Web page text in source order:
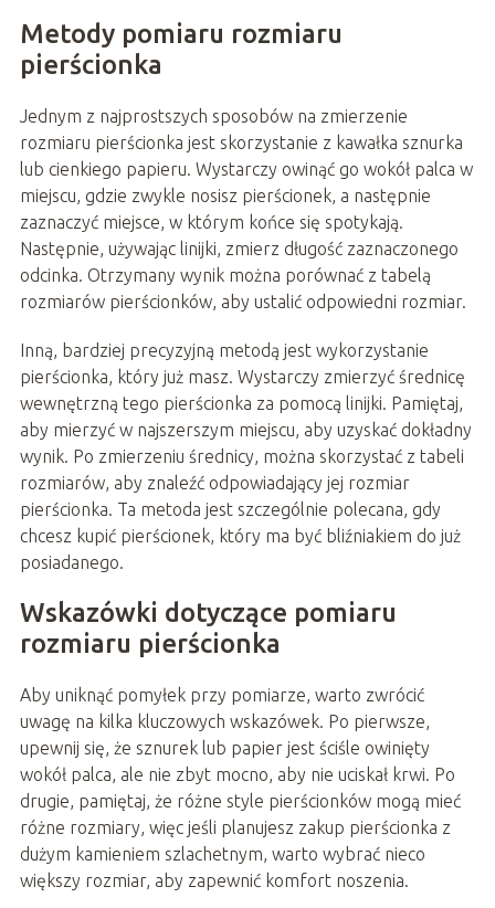
Metody pomiaru rozmiaru
pierścionka
Jednym z najprostszych sposobów na zmierzenie
rozmiaru pierścionka jest skorzystanie z kawałka sznurka
lub cienkiego papieru. Wystarczy owinąć go wokół palca w
miejscu, gdzie zwykle nosisz pierścionek, a następnie
zaznaczyć miejsce, w którym końce się spotykają.
Następnie, używając linijki, zmierz długość zaznaczonego
odcinka. Otrzymany wynik można porównać z tabelą
rozmiarów pierścionków, aby ustalić odpowiedni rozmiar.
Inną, bardziej precyzyjną metodą jest wykorzystanie
pierścionka, który już masz. Wystarczy zmierzyć średnicę
wewnętrzną tego pierścionka za pomocą linijki. Pamiętaj,
aby mierzyć w najszerszym miejscu, aby uzyskać dokładny
wynik. Po zmierzeniu średnicy, można skorzystać z tabeli
rozmiarów, aby znaleźć odpowiadający jej rozmiar
pierścionka. Ta metoda jest szczególnie polecana, gdy
chcesz kupić pierścionek, który ma być bliźniakiem do już
posiadanego.
Wskazówki dotyczące pomiaru
rozmiaru pierścionka
Aby uniknąć pomyłek przy pomiarze, warto zwrócić
uwagę na kilka kluczowych wskazówek. Po pierwsze,
upewnij się, że sznurek lub papier jest ściśle owinięty
wokół palca, ale nie zbyt mocno, aby nie uciskał krwi. Po
drugie, pamiętaj, że różne style pierścionków mogą mieć
różne rozmiary, więc jeśli planujesz zakup pierścionka z
dużym kamieniem szlachetnym, warto wybrać nieco
większy rozmiar, aby zapewnić komfort noszenia.